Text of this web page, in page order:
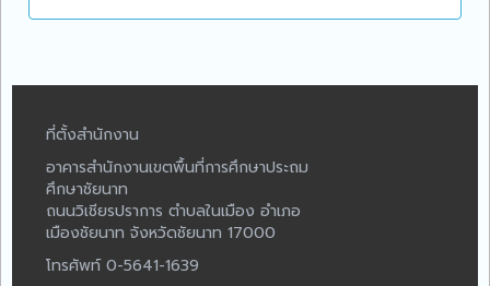
ที่ตั้งสำนักงาน
อาคารสำนักงานเขตพื้นที่การศึกษาประถม
ศึกษาชัยนาท
ถนนวิเชียรปราการ ตำบลในเมือง อำเภอ
เมืองชัยนาท จังหวัดชัยนาท 17000
โทรศัพท์ 0-5641-1639